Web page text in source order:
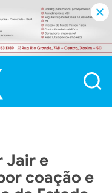
Jair e
coação e